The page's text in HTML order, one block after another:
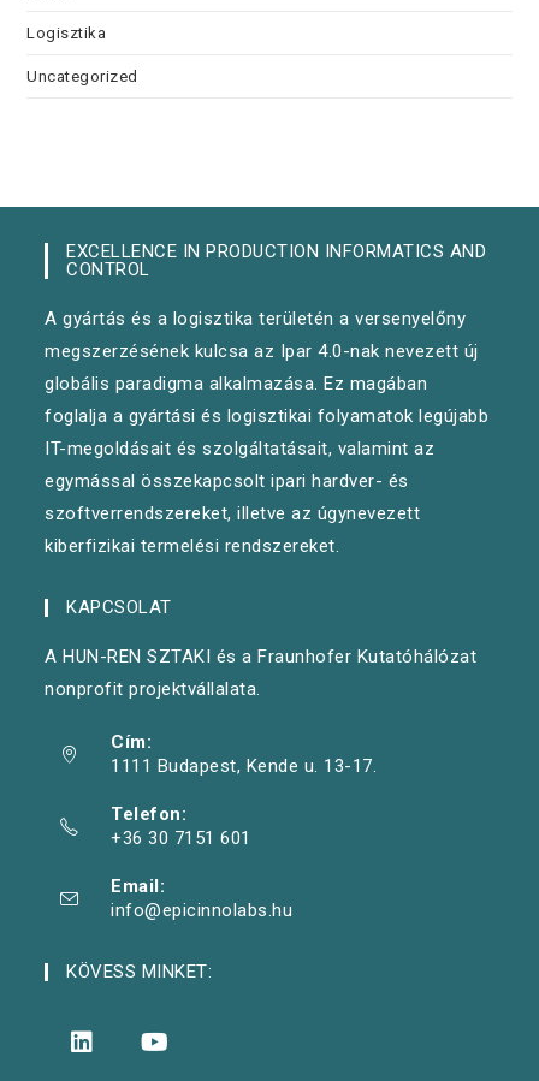
Logisztika
Uncategorized
EXCELLENCE IN PRODUCTION INFORMATICS AND
CONTROL
A gyártás és a logisztika területén a versenyelőny
megszerzésének kulcsa az Ipar 4.0-nak nevezett új
globális paradigma alkalmazása. Ez magában
foglalja a gyártási és logisztikai folyamatok legújabb
IT-megoldásait és szolgáltatásait, valamint az
egymással összekapcsolt ipari hardver- és
szoftverrendszereket, illetve az úgynevezett
kiberfizikai termelési rendszereket.
KAPCSOLAT
A HUN-REN SZTAKI és a Fraunhofer Kutatóhálózat
nonprofit projektvállalata.
Cím:
1111 Budapest, Kende u. 13-17.
Telefon:
+36 30 7151 601
Email:
info@epicinnolabs.hu
KÖVESS MINKET: